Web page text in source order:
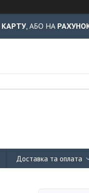
КАРТУ, АБО НА
Доставка та оплата